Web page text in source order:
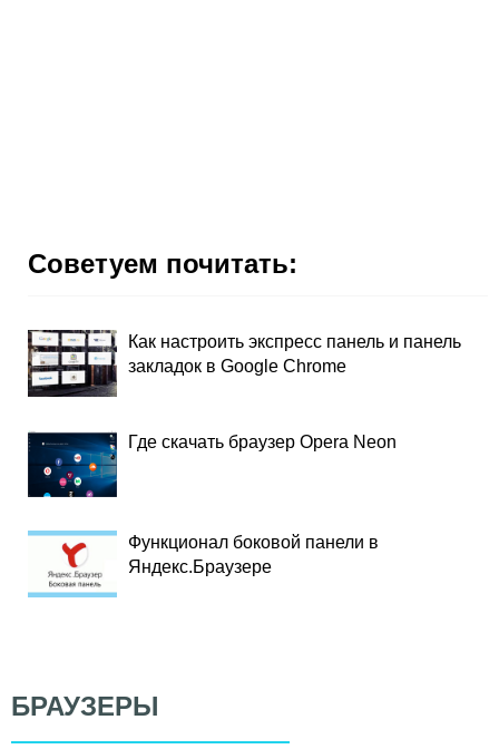
Советуем почитать:
Как настроить экспресс панель и панель
закладок в Google Chrome
Где скачать браузер Opera Neon
Функционал боковой панели в
Яндекс.Браузере
БРАУЗЕРЫ